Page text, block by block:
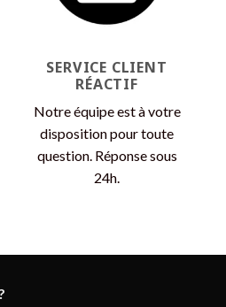
SERVICE CLIENT
RÉACTIF
Notre équipe est à votre
disposition pour toute
question. Réponse sous
24h.